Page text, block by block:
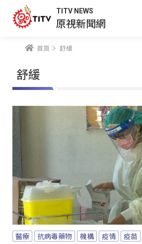
TITV NEWS
原視新聞網
首頁 舒緩
舒緩
醫療 抗病毒藥物 機構 疫情 疫苗